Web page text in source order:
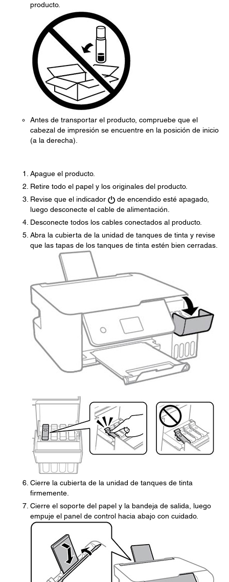
producto.
Antes de transportar el producto, compruebe que el
cabezal de impresión se encuentre en la posición de inicio
(a la derecha).
Apague el producto.
Retire todo el papel y los originales del producto.
Revise que el indicador
de encendido esté apagado,
luego desconecte el cable de alimentación.
Desconecte todos los cables conectados al producto.
Abra la cubierta de la unidad de tanques de tinta y revise
que las tapas de los tanques de tinta estén bien cerradas.
Cierre la cubierta de la unidad de tanques de tinta
firmemente.
Cierre el soporte del papel y la bandeja de salida, luego
empuje el panel de control hacia abajo con cuidado.